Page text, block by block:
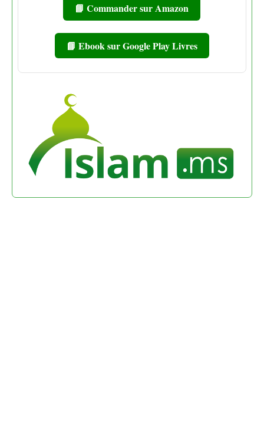
📘 Commander sur Amazon
📘 Ebook sur Google Play Livres